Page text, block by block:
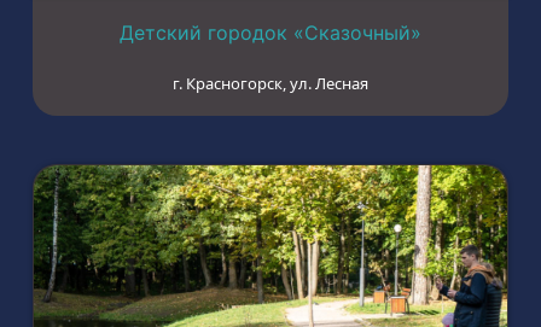
Детский городок «Сказочный»
г. Красногорск, ул. Лесная